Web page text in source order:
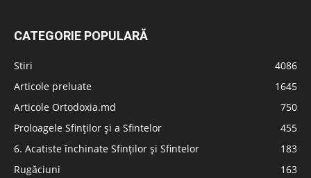
CATEGORIE POPULARĂ
Stiri
4086
Articole preluate
1645
Articole Ortodoxia.md
750
Proloagele Sfinților și a Sfintelor
455
6. Acatiste închinate Sfinților și Sfintelor
183
Rugăciuni
163